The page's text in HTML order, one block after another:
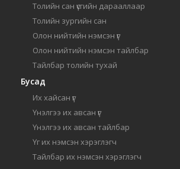
Толийн сан үсгийн дарааллаар
Толийн зургийн сан
Олон нийтийн нэмсэн үг
Олон нийтийн нэмсэн тайлбар
Тайлбар толийн тухай
Бусад
Их хайсан үг
Үнэлгээ их авсан үг
Үнэлгээ их авсан тайлбар
Үг их нэмсэн хэрэглэгч
Тайлбар их нэмсэн хэрэглэгч